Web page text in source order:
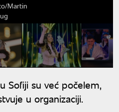
Martin
Sofiji su već počelem,
u organizaciji.